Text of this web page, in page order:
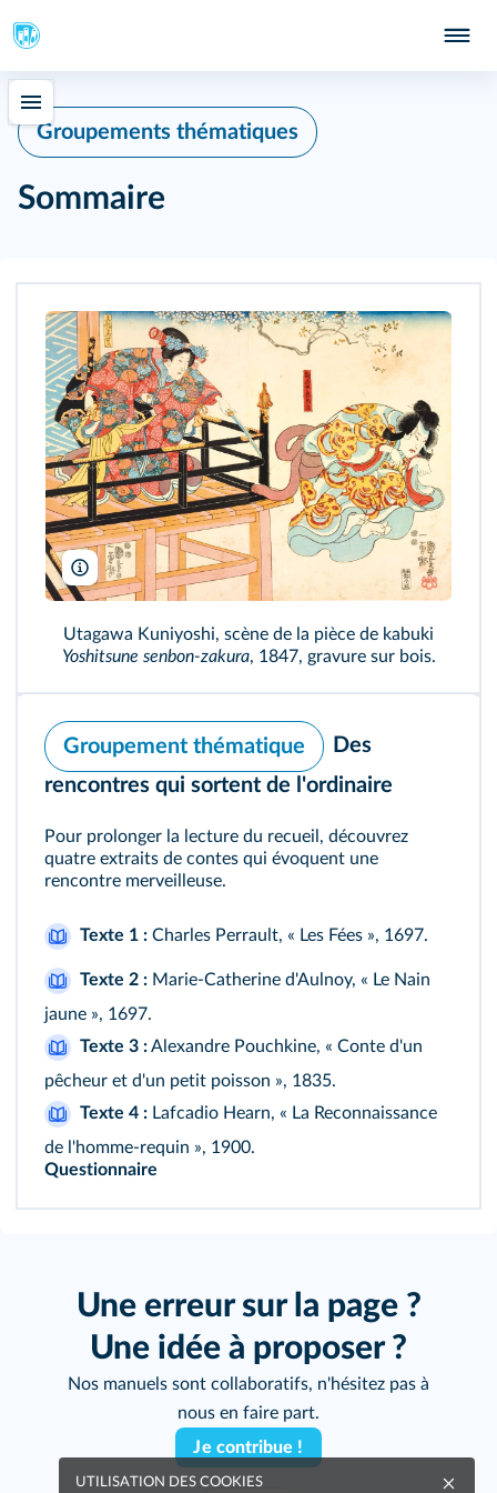
Groupements thématiques
Sommaire
The Trustees of the British Museum
Utagawa Kuniyoshi, scène de la pièce de kabuki
Yoshitsune senbon-zakura, 1847, gravure sur bois.
Groupement thématique
Des
rencontres qui sortent de l'ordinaire
Pour prolonger la lecture du recueil, découvrez
quatre extraits de contes qui évoquent une
rencontre merveilleuse.
Texte 1 : Charles Perrault, « Les Fées », 1697.
Texte 2 : Marie-Catherine d'Aulnoy, « Le Nain
jaune », 1697.
Texte 3 :Alexandre Pouchkine, « Conte d'un
pêcheur et d'un petit poisson », 1835.
Texte 4 : Lafcadio Hearn, « La Reconnaissance
de l'homme-requin », 1900.
Questionnaire
Une erreur sur la page ?
Une idée à proposer ?
Nos manuels sont collaboratifs, n'hésitez pas à
nous en faire part.
Je contribue !
UTILISATION DES COOKIES